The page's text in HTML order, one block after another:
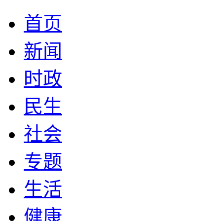
首页
新闻
时政
民生
社会
专题
生活